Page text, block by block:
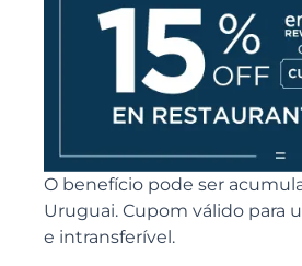
O benefício pode ser
Uruguai. Cupom válido para
e intransferível.